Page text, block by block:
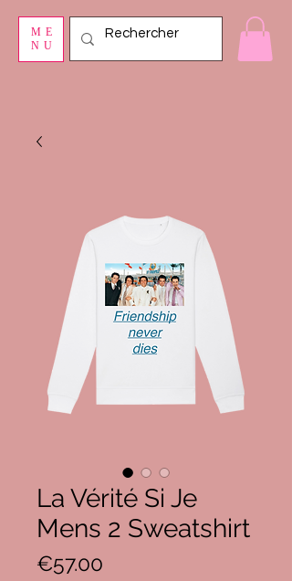
ME
NU
La Vérité Si Je
Mens 2 Sweatshirt
€57.00